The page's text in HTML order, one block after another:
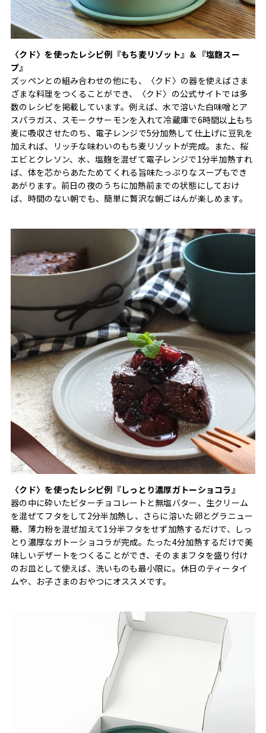
〈クド〉を使ったレシピ例『もち麦リゾット』＆『塩麴スー
プ』
ズッペンとの組み合わせの他にも、〈クド〉の器を使えばさま
ざまな料理をつくることができ、〈クド〉の公式サイトでは多
数のレシピを掲載しています。例えば、水で溶いた白味噌とア
スパラガス、スモークサーモンを入れて冷蔵庫で6時間以上もち
麦に吸収させたのち、電子レンジで5分加熱して仕上げに豆乳を
加えれば、リッチな味わいのもち麦リゾットが完成。また、桜
エビとクレソン、水、塩麹を混ぜて電子レンジで1分半加熱すれ
ば、体を芯からあたためてくれる旨味たっぷりなスープもでき
あがります。前日の夜のうちに加熱前までの状態にしておけ
ば、時間のない朝でも、簡単に贅沢な朝ごはんが楽しめます。
〈クド〉を使ったレシピ例『しっとり濃厚ガトーショコラ』
器の中に砕いたビターチョコレートと無塩バター、生クリーム
を混ぜてフタをして2分半加熱し、さらに溶いた卵とグラニュー
糖、薄力粉を混ぜ加えて1分半フタをせず加熱するだけで、しっ
とり濃厚なガトーショコラが完成。たった4分加熱するだけで美
味しいデザートをつくることができ、そのままフタを盛り付け
のお皿として使えば、洗いものも最小限に。休日のティータイ
ムや、お子さまのおやつにオススメです。